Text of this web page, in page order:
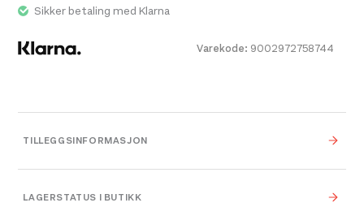
Varekode: 9002972758744
Sikker betaling med Klarna
TILLEGGSINFORMASJON
LAGERSTATUS I BUTIKK